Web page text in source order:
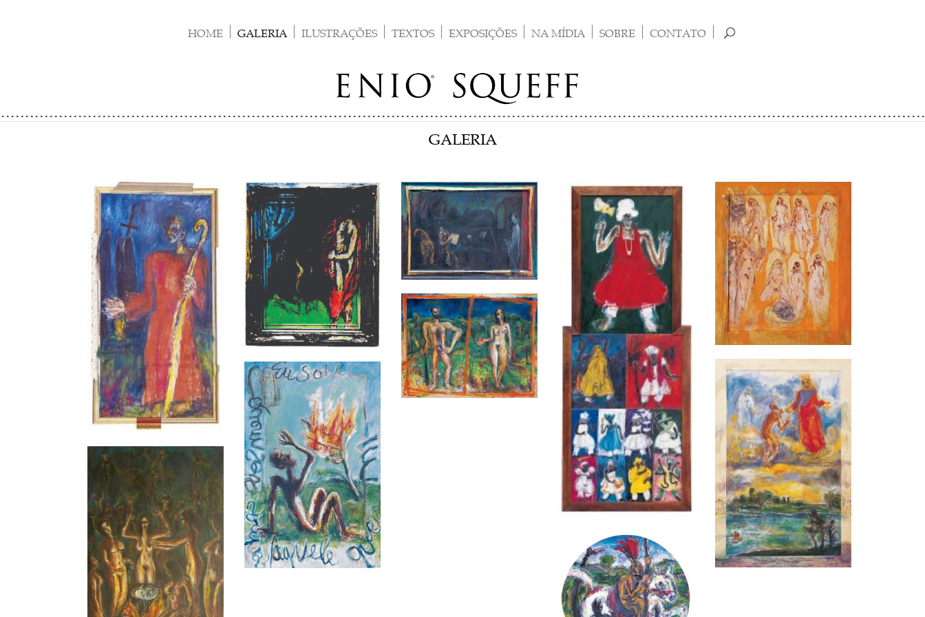
HOME GALERIA ILUSTRAÇÕES TEXTOS EXPOSIÇÕES NA MÍDIA SOBRE CONTATO
GALERIA